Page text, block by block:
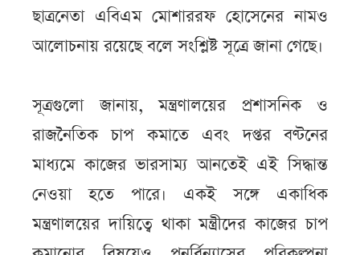
ছাত্রনেতা এবিএম মোশাররফ হোসেনের নামও
আলোচনায় রয়েছে বলে সংশ্লিষ্ট সূত্রে জানা গেছে।
সূত্রগুলো জানায়, মন্ত্রণালয়ের প্রশাসনিক ও
রাজনৈতিক চাপ কমাতে এবং দপ্তর বণ্টনের
মাধ্যমে কাজের ভারসাম্য আনতেই এই সিদ্ধান্ত
নেওয়া হতে পারে। একই সঙ্গে একাধিক
মন্ত্রণালয়ের দায়িত্বে থাকা মন্ত্রীদের কাজের চাপ